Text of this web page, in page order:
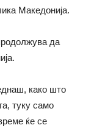
Македонија.
да
како што
туку само
ќе се